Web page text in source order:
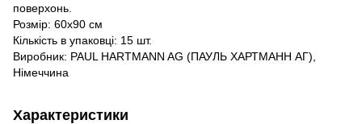
поверхонь.
Розмір: 60х90 см
Кількість в упаковці: 15 шт.
Виробник: PAUL HARTMANN AG (ПАУЛЬ ХАРТМАНН АГ),
Німеччина
Характеристики